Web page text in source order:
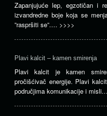
Zapanjujuće lep, egzotičan i
izvandredne boje koja se
”raspršiti se”.… >>>>
Plavi kalcit – kamen smirenja
Plavi kalcit je kamen
pročišćivač energije. Plavi
područjima komunikacije i